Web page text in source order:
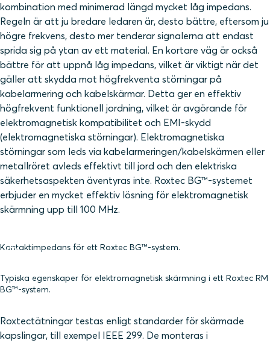
kombination med minimerad längd mycket låg impedans.
Regeln är att ju bredare ledaren är, desto bättre, eftersom ju
högre frekvens, desto mer tenderar signalerna att endast
sprida sig på ytan av ett material. En kortare väg är också
bättre för att uppnå låg impedans, vilket är viktigt när det
gäller att skydda mot högfrekventa störningar på
kabelarmering och kabelskärmar. Detta ger en effektiv
högfrekvent funktionell jordning, vilket är avgörande för
elektromagnetisk kompatibilitet och EMI-skydd
(elektromagnetiska störningar). Elektromagnetiska
störningar som leds via kabelarmeringen/kabelskärmen eller
metallröret avleds effektivt till jord och den elektriska
säkerhetsaspekten äventyras inte. Roxtec BG™-systemet
erbjuder en mycket effektiv lösning för elektromagnetisk
skärmning upp till 100 MHz.
Kontaktimpedans för ett Roxtec BG™-system.
Typiska egenskaper för elektromagnetisk skärmning i ett Roxtec RM
BG™-system.
Roxtectätningar testas enligt standarder för skärmade
kapslingar, till exempel IEEE 299. De monteras i